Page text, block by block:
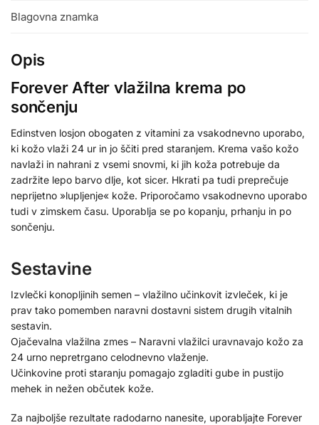
Blagovna znamka
Opis
Forever After vlažilna krema po
sončenju
Edinstven losjon obogaten z vitamini za vsakodnevno uporabo,
ki kožo vlaži 24 ur in jo ščiti pred staranjem. Krema vašo kožo
navlaži in nahrani z vsemi snovmi, ki jih koža potrebuje da
zadržite lepo barvo dlje, kot sicer. Hkrati pa tudi preprečuje
neprijetno »lupljenje« kože. Priporočamo vsakodnevno uporabo
tudi v zimskem času. Uporablja se po kopanju, prhanju in po
sončenju.
Sestavine
Izvlečki konopljinih semen – vlažilno učinkovit izvleček, ki je
prav tako pomemben naravni dostavni sistem drugih vitalnih
sestavin.
Ojačevalna vlažilna zmes – Naravni vlažilci uravnavajo kožo za
24 urno nepretrgano celodnevno vlaženje.
Učinkovine proti staranju pomagajo zgladiti gube in pustijo
mehek in nežen občutek kože.
Za najboljše rezultate radodarno nanesite, uporabljajte Forever